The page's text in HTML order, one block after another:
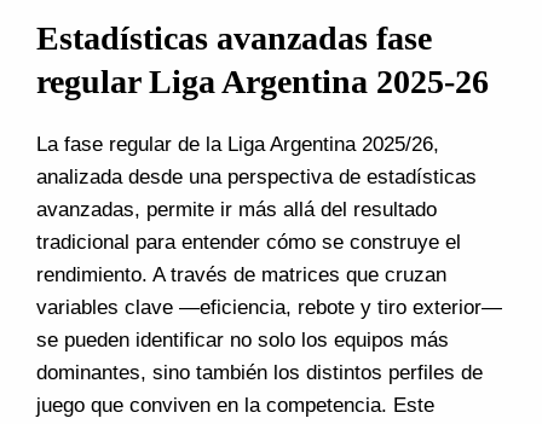
Estadísticas avanzadas fase
regular Liga Argentina 2025-26
La fase regular de la Liga Argentina 2025/26,
analizada desde una perspectiva de estadísticas
avanzadas, permite ir más allá del resultado
tradicional para entender cómo se construye el
rendimiento. A través de matrices que cruzan
variables clave —eficiencia, rebote y tiro exterior—
se pueden identificar no solo los equipos más
dominantes, sino también los distintos perfiles de
juego que conviven en la competencia. Este